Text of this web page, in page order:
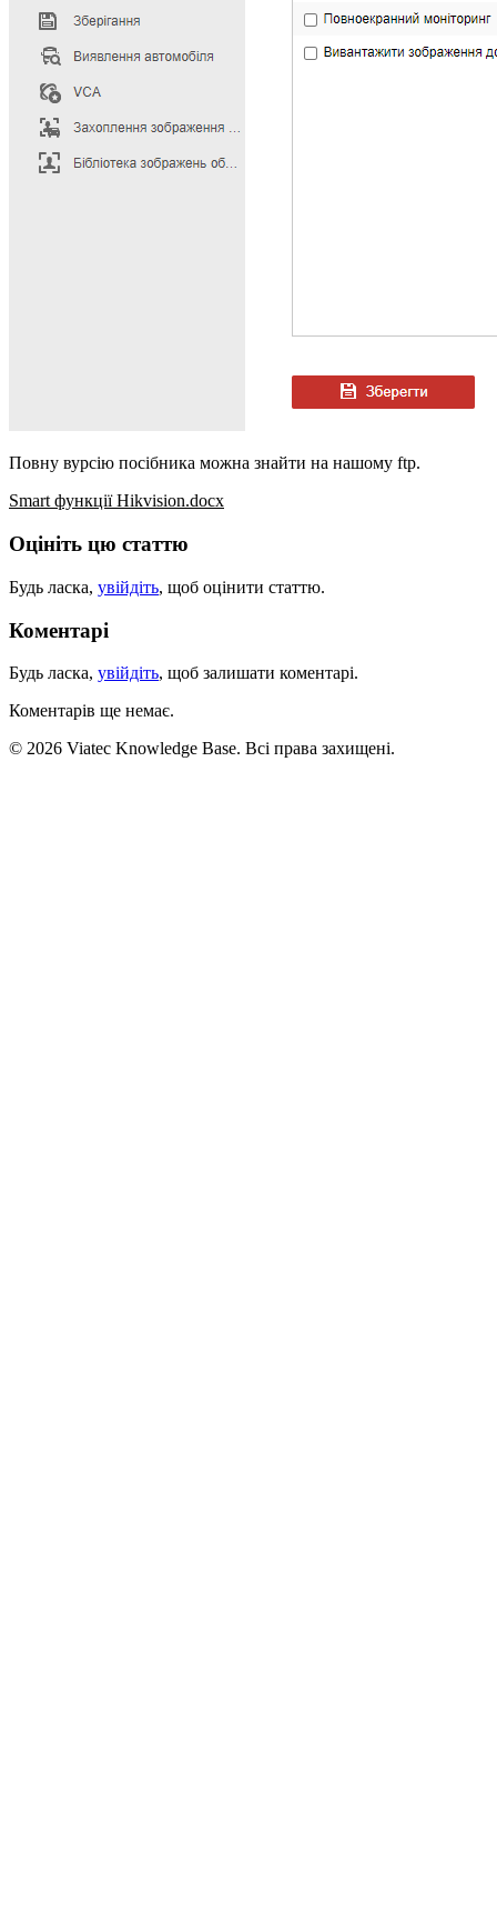
Повну вурсію посібника можна знайти на нашому ftp.
Smart функції Hikvision.docx
Оцініть цю статтю
Будь ласка, увійдіть, щоб оцінити статтю.
Коментарі
Будь ласка, увійдіть, щоб залишати коментарі.
Коментарів ще немає.
© 2026 Viatec Knowledge Base. Всі права захищені.